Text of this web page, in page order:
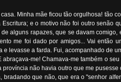
Minha mãe ficou tão orgulhosa! tão
e o motivo não foi outro senão
alguns rapazes, que se davam comigo,
me foi dado por amigos... Vai então
levasse a farda. Fui, acompanhado de
me! Chamava-me também o seu
não havia outro que me pusesse
que não, que era o "senhor